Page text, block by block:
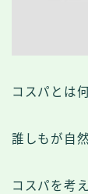
コスパとは
誰しもが自
コスパを考